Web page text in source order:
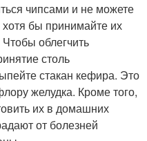
чипсами и не можете
хотя бы принимайте их
облегчить
столь
стакан кефира. Это
желудка. Кроме того,
их в домашних
от болезней